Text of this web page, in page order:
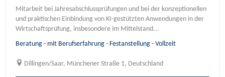
Mitarbeit bei Jahresabschlussprüfungen und bei der konzeptionellen
und praktischen Einbindung von KI-gestützten Anwendungen in der
Wirtschaftsprüfung, insbesondere im Mittelstand...
Beratung - mit Berufserfahrung - Festanstellung - Vollzeit
Dillingen/Saar, Münchener Straße 1, Deutschland